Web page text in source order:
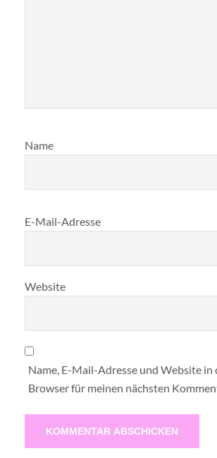
Name
E-Mail-Adresse
Website
Name, E-Mail-Adresse und Website in
Browser für meinen nächsten